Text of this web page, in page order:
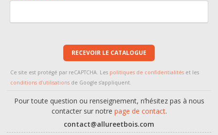
RECEVOIR LE CATALOGUE
Ce site est protégé par reCAPTCHA. Les politiques de confidentialités et les
conditions d’utilisations de Google s’appliquent.
Pour toute question ou renseignement, n’hésitez pas à nous
contacter sur notre page de contact.
contact@allureetbois.com